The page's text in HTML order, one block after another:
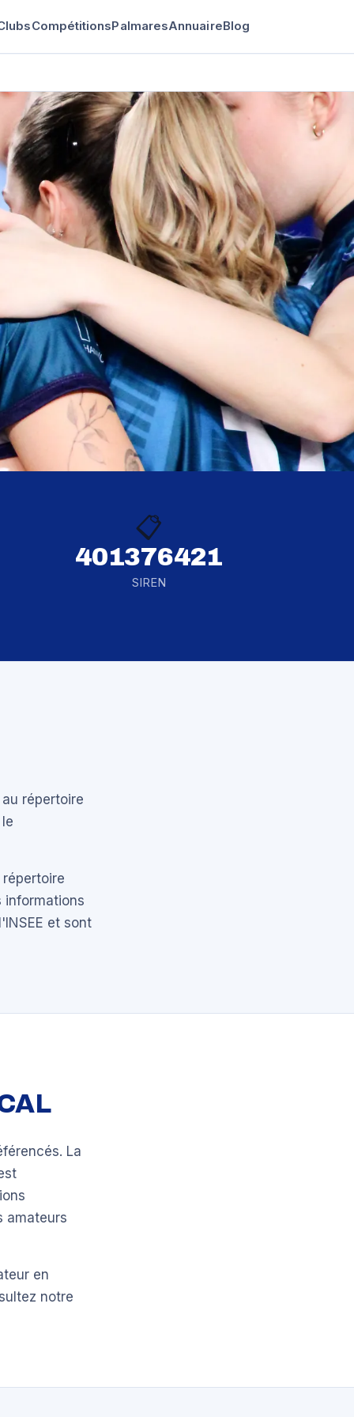
CompétitionsPalmaresAnnuaireBlog
📋
401376421
SIREN
répertoire
informations
et sont
La
amateurs
en
notre